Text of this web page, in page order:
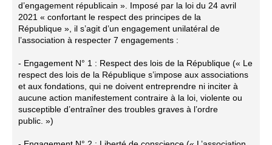
d’engagement républicain ». Imposé par la loi du 24 avril
2021 « confortant le respect des principes de la
République », il s’agit d’un engagement unilatéral de
l’association à respecter 7 engagements :
- Engagement N° 1 : Respect des lois de la République (« Le
respect des lois de la République s’impose aux associations
et aux fondations, qui ne doivent entreprendre ni inciter à
aucune action manifestement contraire à la loi, violente ou
susceptible d’entraîner des troubles graves à l’ordre
public. »)